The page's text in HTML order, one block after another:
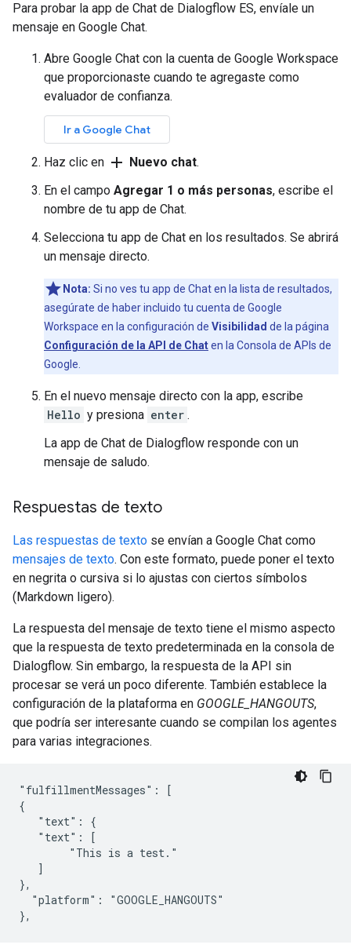
Para probar la app de Chat de Dialogflow ES, envíale un
mensaje en Google Chat.
Abre Google Chat con la cuenta de Google Workspace
que proporcionaste cuando te agregaste como
evaluador de confianza.
Ir a Google Chat
Haz clic en add Nuevo chat.
En el campo Agregar 1 o más personas, escribe el
nombre de tu app de Chat.
Selecciona tu app de Chat en los resultados. Se abrirá
un mensaje directo.
Nota: Si no ves tu app de Chat en la lista de resultados,
asegúrate de haber incluido tu cuenta de Google
Workspace en la configuración de Visibilidad de la página
Configuración de la API de Chaten la Consola de APIs de
Google.
En el nuevo mensaje directo con la app, escribe
Hello y presiona enter .
La app de Chat de Dialogflow responde con un
mensaje de saludo.
Respuestas de texto
Las respuestas de texto se envían a Google Chat como
mensajes de texto. Con este formato, puede poner el texto
en negrita o cursiva si lo ajustas con ciertos símbolos
(Markdown ligero).
La respuesta del mensaje de texto tiene el mismo aspecto
que la respuesta de texto predeterminada en la consola de
Dialogflow. Sin embargo, la respuesta de la API sin
procesar se verá un poco diferente. También establece la
configuración de la plataforma en GOOGLE_HANGOUTS,
que podría ser interesante cuando se compilan los agentes
para varias integraciones.
"fulfillmentMessages": [
{
   "text": {
   "text": [
        "This is a test."
   ]
},
  "platform": "GOOGLE_HANGOUTS"